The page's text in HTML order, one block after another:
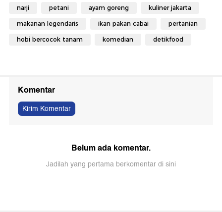
narji petani ayam goreng kuliner jakarta
makanan legendaris ikan pakan cabai pertanian
hobi bercocok tanam komedian detikfood
Komentar
Kirim Komentar
Belum ada komentar.
Jadilah yang pertama berkomentar di sini